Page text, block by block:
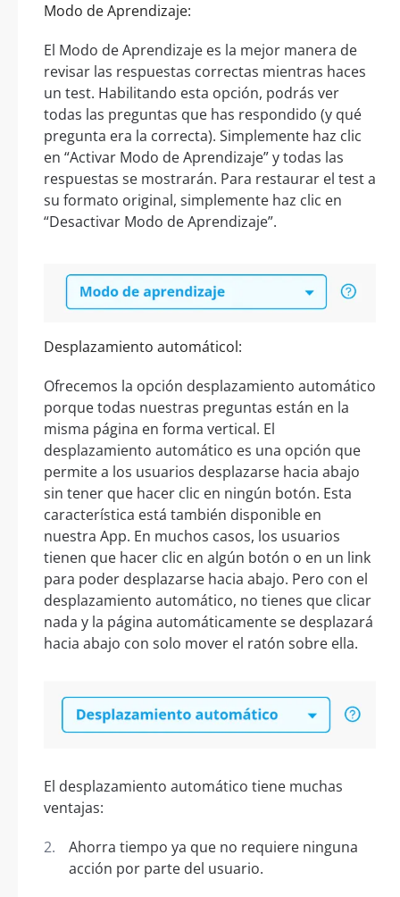
Modo de Aprendizaje:
El Modo de Aprendizaje es la mejor manera de
revisar las respuestas correctas mientras haces
un test. Habilitando esta opción, podrás ver
todas las preguntas que has respondido (y qué
pregunta era la correcta). Simplemente haz clic
en “Activar Modo de Aprendizaje” y todas las
respuestas se mostrarán. Para restaurar el test a
su formato original, simplemente haz clic en
“Desactivar Modo de Aprendizaje”.
Desplazamiento automáticol:
Ofrecemos la opción desplazamiento automático
porque todas nuestras preguntas están en la
misma página en forma vertical. El
desplazamiento automático es una opción que
permite a los usuarios desplazarse hacia abajo
sin tener que hacer clic en ningún botón. Esta
característica está también disponible en
nuestra App. En muchos casos, los usuarios
tienen que hacer clic en algún botón o en un link
para poder desplazarse hacia abajo. Pero con el
desplazamiento automático, no tienes que clicar
nada y la página automáticamente se desplazará
hacia abajo con solo mover el ratón sobre ella.
El desplazamiento automático tiene muchas
ventajas:
Ahorra tiempo ya que no requiere ninguna
acción por parte del usuario.